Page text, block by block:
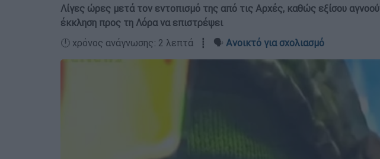
Λίγες ώρες μετά τον εντοπισμό της από τις Αρχές, καθώς εξίσου
έκκληση προς τη Λόρα να επιστρέψει
🕛 χρόνος ανάγνωσης: 2 λεπτά ┋ 🗣️ Ανοικτό για σχολιασμό